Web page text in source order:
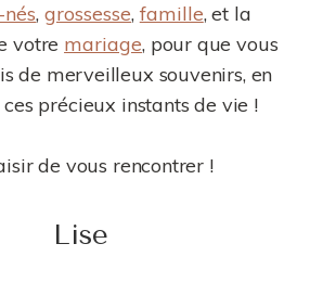
,grossesse, famille, et la
votre mariage, pour que vous
de merveilleux souvenirs, en
précieux instants de vie !
de vous rencontrer !
Lise